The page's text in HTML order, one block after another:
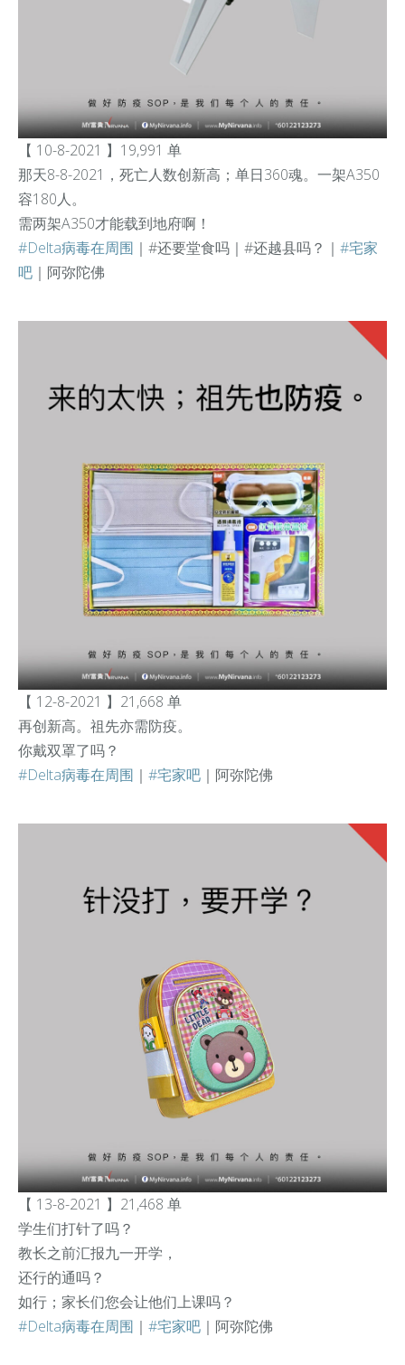
【 10-8-2021 】19,991 单
那天8-8-2021，死亡人数创新高；单日360魂。 一架A350
容180人。
需两架A350才能载到地府啊！
#Delta病毒在周围 ｜ #还要堂食吗 ｜ #还越县吗？｜ #宅家
吧 ｜ 阿弥陀佛
【 12-8-2021 】21,668 单
再创新高。祖先亦需防疫。
你戴双罩了吗？
#Delta病毒在周围 ｜ #宅家吧 ｜阿弥陀佛
【 13-8-2021 】21,468 单
学生们打针了吗？
教长之前汇报九一开学，
还行的通吗？
如行；家长们您会让他们上课吗？
#Delta病毒在周围 ｜ #宅家吧 ｜阿弥陀佛